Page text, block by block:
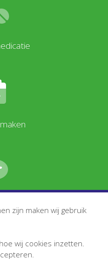
zijn maken wij gebruik
wij cookies inzetten.